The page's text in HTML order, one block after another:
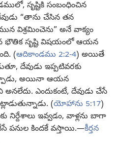
సృష్టికి సంబంధించిన
“తాను చేసిన తన
విశ్రమించెను” అనే వాక్యం
భౌతిక సృష్టి విషయంలో ఆయన
(ఆదికాండము 2:2-4) అయితే
దేవుడు ఇప్పటివరకు
అయినా ఆయన
ఎందుకంటే, దేవుడు చేసే
(యోహాను 5:17)
నిర్దేశాలు ఇవ్వడం, వాళ్లను బాగా
పనుల కిందకే వస్తాయి.—కీర్తన